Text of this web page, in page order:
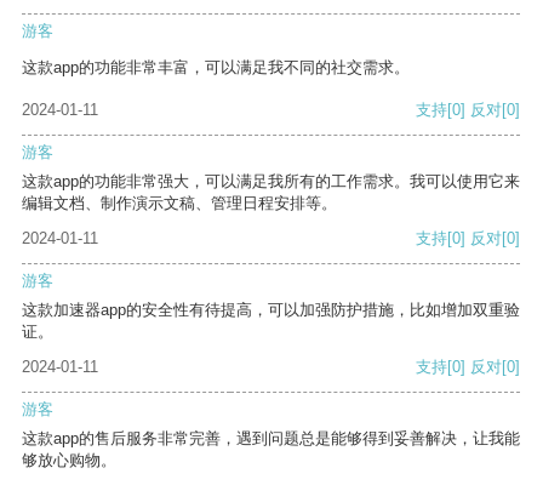
游客
这款app的功能非常丰富，可以满足我不同的社交需求。
2024-01-11 支持[0] 反对[0]
游客
这款app的功能非常强大，可以满足我所有的工作需求。我可以使用它来
编辑文档、制作演示文稿、管理日程安排等。
2024-01-11
支持[0] 反对[0]
游客
这款加速器app的安全性有待提高，可以加强防护措施，比如增加双重验
证。
2024-01-11
支持[0] 反对[0]
游客
这款app的售后服务非常完善，遇到问题总是能够得到妥善解决，让我能
够放心购物。